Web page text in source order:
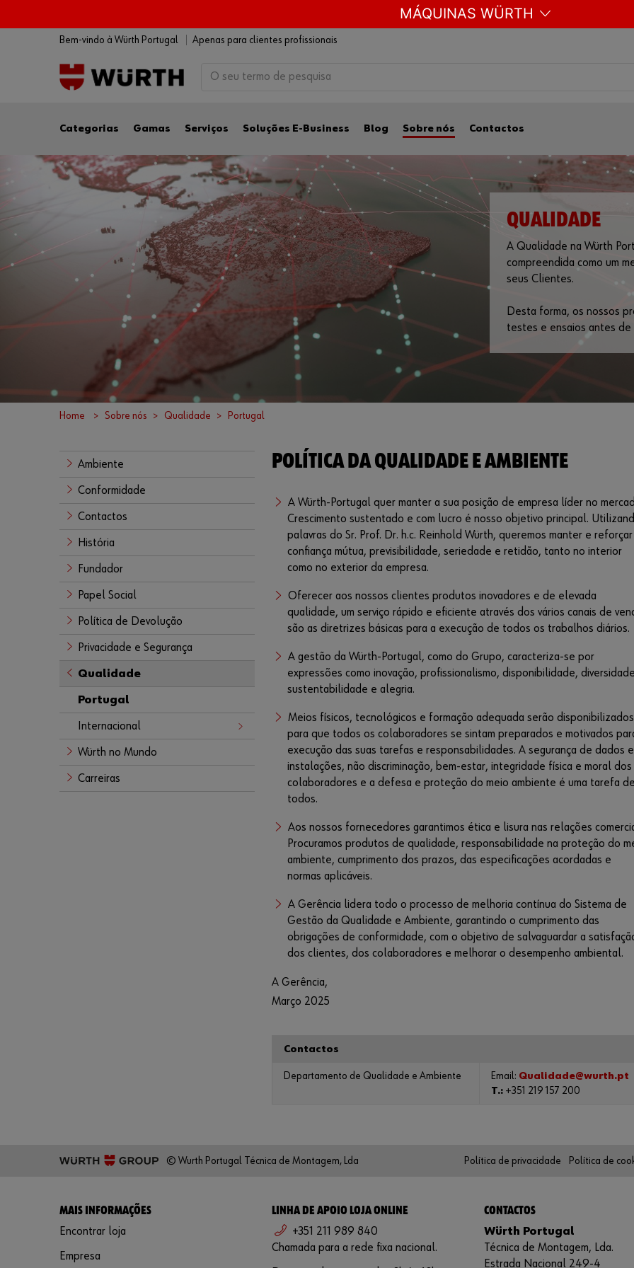
Bem-vindo à Würth Portugal Apenas para clientes profissionais
Categorias Gamas Serviços Soluções E-Business Blog Sobre nós Contactos
QUALIDADE
A Qualidade na Würth
compreendida como um
seus Clientes.
Desta forma, os nossos
testes e ensaios antes de
Home Sobre nós Qualidade Portugal
Ambiente
Conformidade
Contactos
História
Fundador
Papel Social
Política de Devolução
Privacidade e Segurança
Qualidade
Portugal
Internacional
Würth no Mundo
Carreiras
POLÍTICA DA QUALIDADE E AMBIENTE
A Würth-Portugal quer manter a sua posição de empresa líder no
Crescimento sustentado e com lucro é nosso objetivo principal.
palavras do Sr. Prof. Dr. h.c. Reinhold Würth, queremos manter e reforçar
confiança mútua, previsibilidade, seriedade e retidão, tanto no interior
como no exterior da empresa.
Oferecer aos nossos clientes produtos inovadores e de elevada
qualidade, um serviço rápido e eficiente através dos vários canais de
são as diretrizes básicas para a execução de todos os trabalhos diários.
A gestão da Würth-Portugal, como do Grupo, caracteriza-se por
expressões como inovação, profissionalismo, disponibilidade,
sustentabilidade e alegria.
Meios físicos, tecnológicos e formação adequada serão disponibilizados
para que todos os colaboradores se sintam preparados e motivados
execução das suas tarefas e responsabilidades. A segurança de dados e
instalações, não discriminação, bem-estar, integridade física e moral dos
colaboradores e a defesa e proteção do meio ambiente é uma tarefa de
todos.
Aos nossos fornecedores garantimos ética e lisura nas relações
Procuramos produtos de qualidade, responsabilidade na proteção do
ambiente, cumprimento dos prazos, das especificações acordadas e
normas aplicáveis.
A Gerência lidera todo o processo de melhoria contínua do Sistema de
Gestão da Qualidade e Ambiente, garantindo o cumprimento das
obrigações de conformidade, com o objetivo de salvaguardar a
dos clientes, dos colaboradores e melhorar o desempenho ambiental.
A Gerência,
Março 2025
Contactos
Departamento de Qualidade e Ambiente Email: Qualidade@wurth.pt
T.: +351 219 157 200
© Wurth Portugal Técnica de Montagem, Lda Política de privacidade Política de
MAIS INFORMAÇÕES
Encontrar loja
Empresa
LINHA DE APOIO LOJA ONLINE
+351 211 989 840
Chamada para a rede fixa nacional.
CONTACTOS
Würth Portugal
Técnica de Montagem, Lda.
Estrada Nacional 249-4
MÁQUINAS WÜRTH